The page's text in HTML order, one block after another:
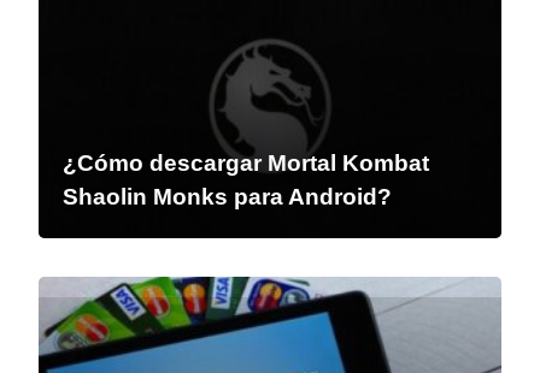
¿Cómo descargar Mortal Kombat
Shaolin Monks para Android?